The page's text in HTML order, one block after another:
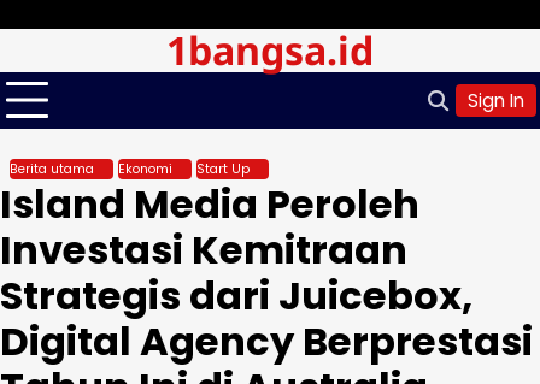
content
1bangsa.id
Sign In
Berita utama Ekonomi Start Up
​Island Media Peroleh
Investasi Kemitraan
Strategis dari ​Juicebox,
Digital Agency Berprestasi